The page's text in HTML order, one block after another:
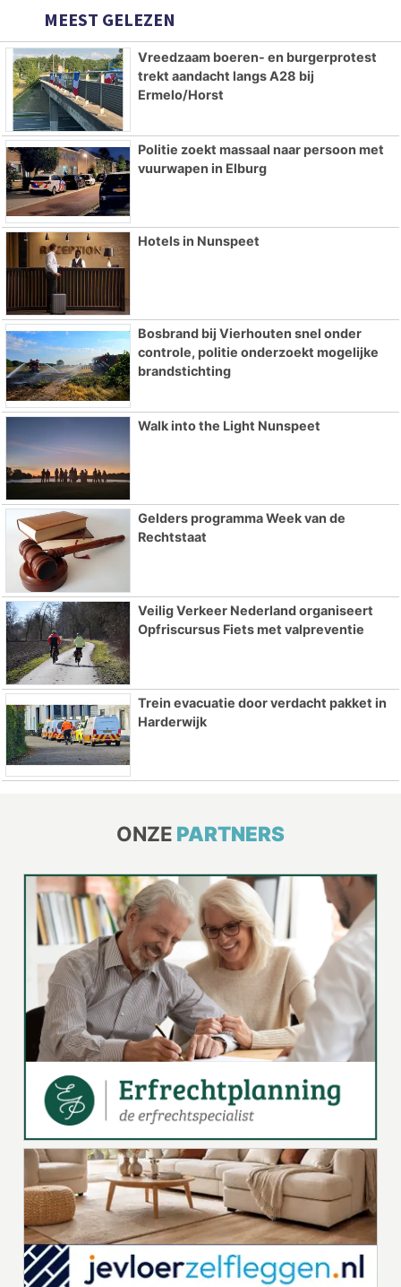
MEEST GELEZEN
Vreedzaam boeren- en burgerprotest
trekt aandacht langs A28 bij
Ermelo/Horst
Politie zoekt massaal naar persoon met
vuurwapen in Elburg
Hotels in Nunspeet
Bosbrand bij Vierhouten snel onder
controle, politie onderzoekt mogelijke
brandstichting
Walk into the Light Nunspeet
Gelders programma Week van de
Rechtstaat
Veilig Verkeer Nederland organiseert
Opfriscursus Fiets met valpreventie
Trein evacuatie door verdacht pakket in
Harderwijk
ONZE PARTNERS